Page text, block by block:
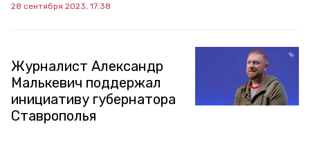
28 сентября 2023, 17:38
Журналист Александр
Малькевич поддержал
инициативу губернатора
Ставрополья